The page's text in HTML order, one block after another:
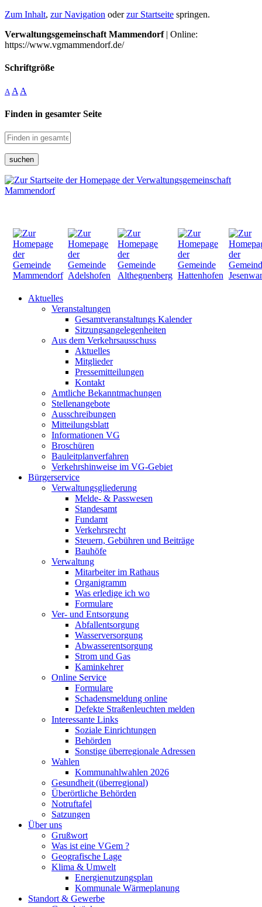
Zum Inhalt, zur Navigation oderzur Startseite springen.
Verwaltungsgemeinschaft Mammendorf| Online:
https://www.vgmammendorf.de/
Schriftgröße
A A A
Finden in gesamter Seite
suchen
Aktuelles
Veranstaltungen
Gesamtveranstaltungs Kalender
Sitzungsangelegenheiten
Aus dem Verkehrsausschuss
Aktuelles
Mitglieder
Pressemitteilungen
Kontakt
Amtliche Bekanntmachungen
Stellenangebote
Ausschreibungen
Mitteilungsblatt
Informationen VG
Broschüren
Bauleitplanverfahren
Verkehrshinweise im VG-Gebiet
Bürgerservice
Verwaltungsgliederung
Melde- & Passwesen
Standesamt
Fundamt
Verkehrsrecht
Steuern, Gebühren und Beiträge
Bauhöfe
Verwaltung
Mitarbeiter im Rathaus
Organigramm
Was erledige ich wo
Formulare
Ver- und Entsorgung
Abfallentsorgung
Wasserversorgung
Abwasserentsorgung
Strom und Gas
Kaminkehrer
Online Service
Formulare
Schadensmeldung online
Defekte Straßenleuchten melden
Interessante Links
Soziale Einrichtungen
Behörden
Sonstige überregionale Adressen
Wahlen
Kommunahlwahlen 2026
Gesundheit (überregional)
Überörtliche Behörden
Notruftafel
Satzungen
Über uns
Grußwort
Was ist eine VGem ?
Geografische Lage
Klima & Umwelt
Energienutzungsplan
Kommunale Wärmeplanung
Standort & Gewerbe